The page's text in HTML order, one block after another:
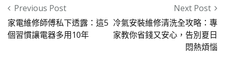
Post navigation
Previous Post
家電維修師傅私下透露：這5
個習慣讓電器多用10年
Next Post
冷氣安裝維修清洗全攻略：專
家教你省錢又安心，告別夏日
悶熱煩惱